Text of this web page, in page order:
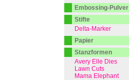
Embossing-Pulver
Stifte
Delta-Marker
Papier
Stanzformen
Avery Elle Dies
Lawn Cuts
Mama Elephant